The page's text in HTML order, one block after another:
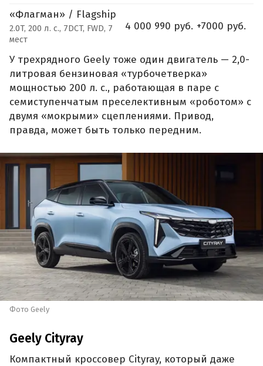
«Флагман» / Flagship
2.0T, 200 л. с., 7DCT, FWD, 7
мест
4 000 990 руб. +7000 руб.
У трехрядного Geely тоже один двигатель — 2,0-
литровая бензиновая «турбочетверка»
мощностью 200 л. с., работающая в паре с
семиступенчатым преселективным «роботом» с
двумя «мокрыми» сцеплениями. Привод,
правда, может быть только передним.
Фото Geely
Geely Cityray
Компактный кроссовер Cityray, который даже